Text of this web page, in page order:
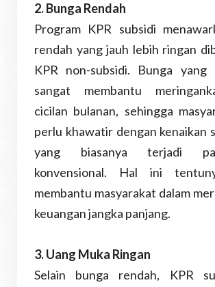
2. Bunga Rendah
Program KPR subsidi
rendah yang jauh lebih ringan
KPR non-subsidi. Bunga yang
sangat membantu
cicilan bulanan, sehingga
perlu khawatir dengan kenaikan
yang biasanya terjadi
konvensional. Hal ini
membantu masyarakat dalam
keuangan jangka panjang.
3. Uang Muka Ringan
Selain bunga rendah, KPR